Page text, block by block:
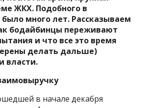
ЖКХ. Подобного в
было много лет. Рассказываем
бодайбинцы переживают
и что все это время
делать дальше)
власти.
в начале декабря